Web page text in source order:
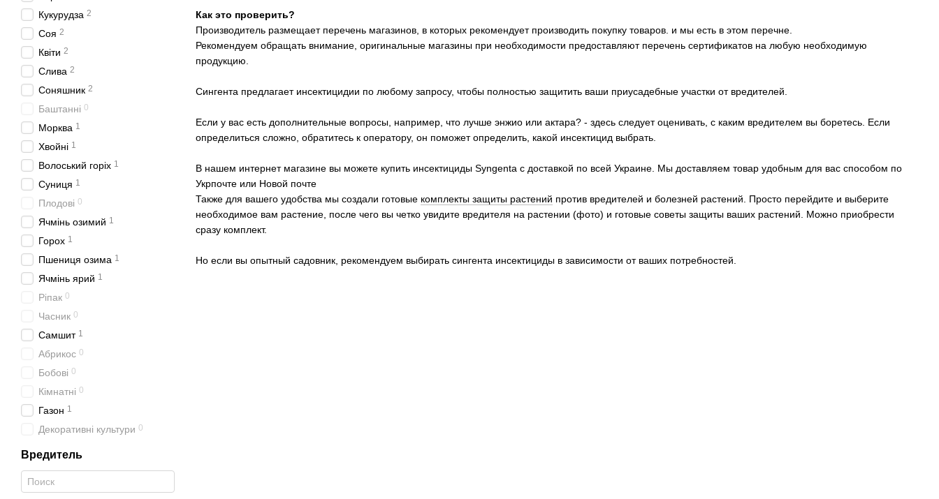
Как это проверить?
Производитель размещает перечень магазинов, в которых рекомендует производить покупку товаров. и мы есть в этом перечне.
Рекомендуем обращать внимание, оригинальные магазины при необходимости предоставляют перечень сертификатов на любую необходимую
продукцию.
Сингента предлагает инсектицидии по любому запросу, чтобы полностью защитить ваши приусадебные участки от вредителей.
Если у вас есть дополнительные вопросы, например, что лучше энжио или актара? - здесь следует оценивать, с каким вредителем вы боретесь. Если
определиться сложно, обратитесь к оператору, он поможет определить, какой инсектицид выбрать.
В нашем интернет магазине вы можете купить инсектициды Syngenta с доставкой по всей Украине. Мы доставляем товар удобным для вас способом по
Укрпочте или Новой почте
Также для вашего удобства мы создали готовые комплекты защиты растений против вредителей и болезней растений. Просто перейдите и выберите
необходимое вам растение, после чего вы четко увидите вредителя на растении (фото) и готовые советы защиты ваших растений. Можно приобрести
сразу комплект.
Но если вы опытный садовник, рекомендуем выбирать сингента инсектициды в зависимости от ваших потребностей.
Кукурудза 2
Соя 2
Квіти 2
Слива 2
Соняшник 2
Баштанні 0
Морква 1
Хвойні 1
Волоський горіх 1
Суниця 1
Плодові 0
Ячмінь озимий 1
Горох 1
Пшениця озима 1
Ячмінь ярий 1
Ріпак 0
Часник 0
Самшит 1
Абрикос 0
Бобові 0
Кімнатні 0
Газон 1
Декоративні культури 0
Вредитель